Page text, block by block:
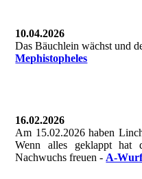
10.04.2026
Das Bäuchlein wächst und
Mephistopheles
16.02.2026
Am 15.02.2026 haben
Wenn alles geklappt
Nachwuchs freuen - A-